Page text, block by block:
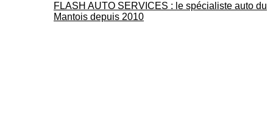
FLASH AUTO SERVICES : le spécialiste auto du
Mantois depuis 2010